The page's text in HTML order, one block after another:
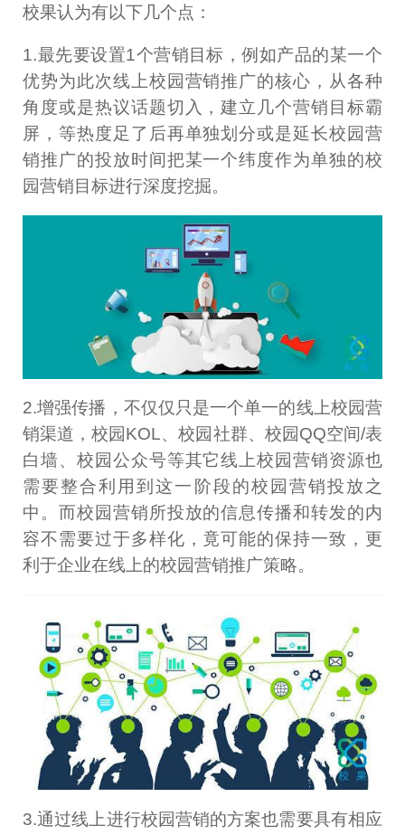
校果认为有以下几个点：
1.最先要设置1个营销目标，例如产品的某一个
优势为此次线上校园营销推广的核心，从各种
角度或是热议话题切入，建立几个营销目标霸
屏，等热度足了后再单独划分或是延长校园营
销推广的投放时间把某一个纬度作为单独的校
园营销目标进行深度挖掘。
2.增强传播，不仅仅只是一个单一的线上校园营
销渠道，校园KOL、校园社群、校园QQ空间/表
白墙、校园公众号等其它线上校园营销资源也
需要整合利用到这一阶段的校园营销投放之
中。而校园营销所投放的信息传播和转发的内
容不需要过于多样化，竟可能的保持一致，更
利于企业在线上的校园营销推广策略。
3.通过线上进行校园营销的方案也需要具有相应